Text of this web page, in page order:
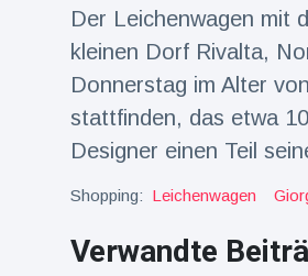
England":
Fans
frustriert
nach WM-
Aus
Aufrufe
Sorge um
Jungstorch
nimmt
Wendung
16 Juli
49
Finale:
Der Leichenwagen mit
kleinen Dorf Rivalta,
Donnerstag im Alter
stattfinden, das etwa
Designer einen Teil
Shopping: Leichenwagen
Verwandte